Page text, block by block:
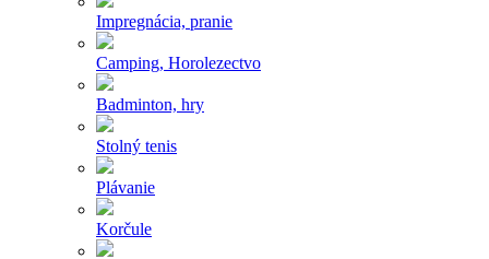
Impregnácia, pranie
Camping, Horolezectvo
Badminton, hry
Stolný tenis
Plávanie
Korčule